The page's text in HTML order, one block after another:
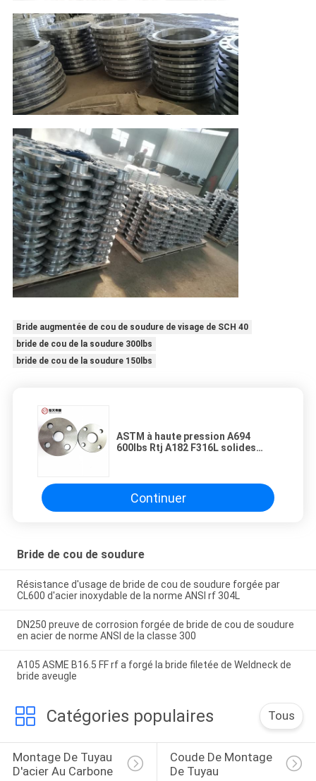
Bride augmentée de cou de soudure de visage de SCH 40
bride de cou de la soudure 300lbs
bride de cou de la soudure 150lbs
ASTM à haute pression A694
600lbs Rtj A182 F316L solides
Continuer
Bride de cou de soudure
Résistance d'usage de bride de cou de soudure forgée par
CL600 d'acier inoxydable de la norme ANSI rf 304L
DN250 preuve de corrosion forgée de bride de cou de soudure
en acier de norme ANSI de la classe 300
A105 ASME B16.5 FF rf a forgé la bride filetée de Weldneck de
bride aveugle
Catégories populaires Tous
Montage De Tuyau
D'acier Au Carbone
Coude De Montage
De Tuyau